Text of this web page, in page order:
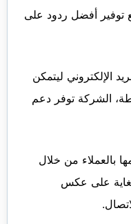
توفير أفضل ردود على
الإلكتروني ليتمكن
الشركة توفر دعم
بالعملاء من خلال
على عكس